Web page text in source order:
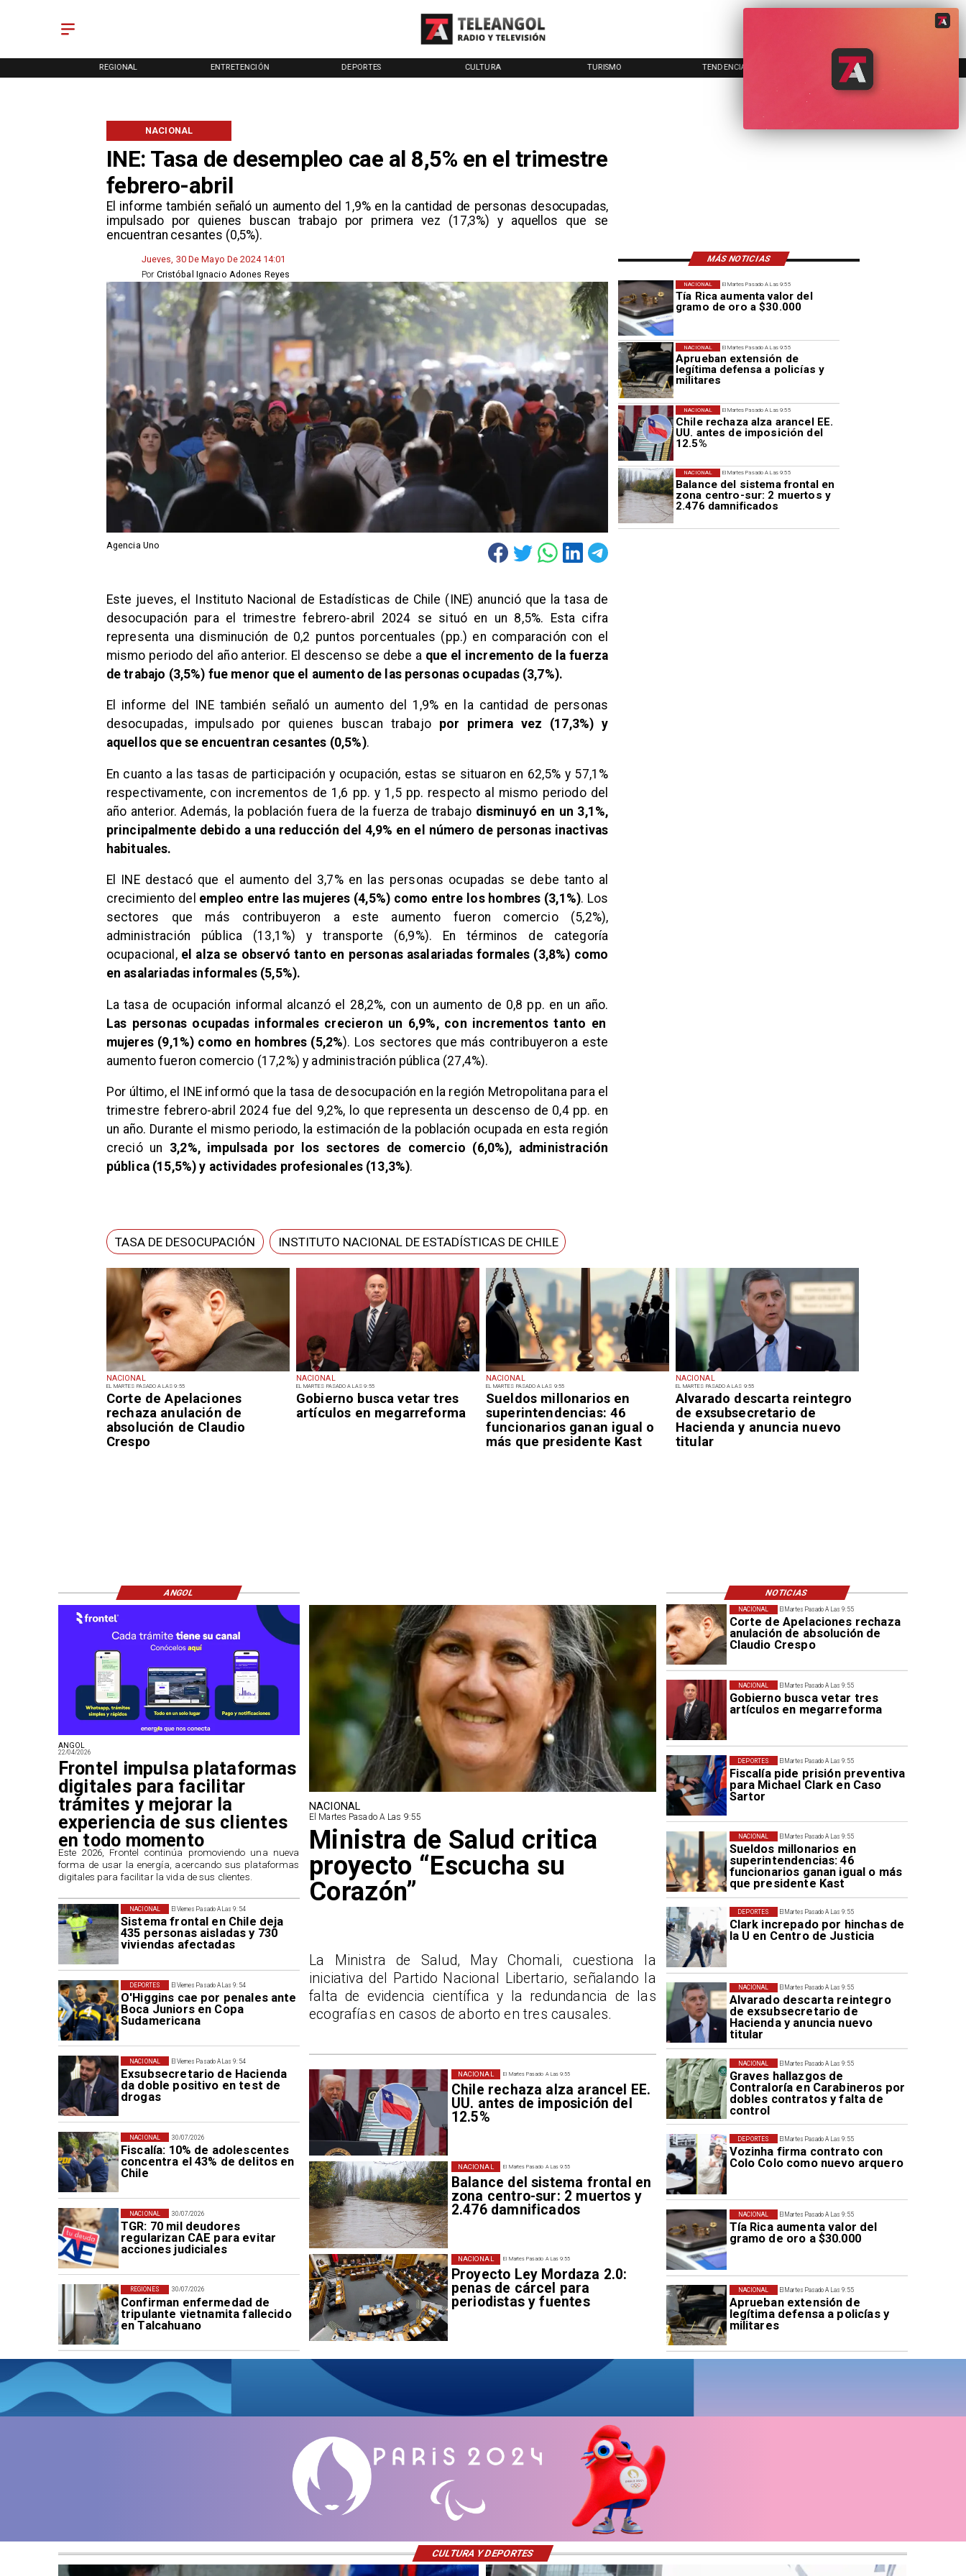
REGIONAL ENTRETENCIÓN DEPORTES CULTURA TURISMO TENDENCIAS EVENTOS
INE: Tasa de desempleo cae al 8,5% en el trimestre
febrero-abril
El informe también señaló un aumento del 1,9% en la cantidad de personas desocupadas,
impulsado por quienes buscan trabajo por primera vez (17,3%) y aquellos que se
encuentran cesantes (0,5%).
NACIONAL
MÁS NOTICIAS
Jueves, 30 De Mayo De 2024 14:01
Cristóbal Ignacio Adones Reyes
Por
Agencia Uno
NACIONAL
EL MARTES PASADO A LAS 9:55
Corte de Apelaciones
rechaza anulación de
absolución de Claudio
Crespo
NACIONAL
EL MARTES PASADO A LAS 9:55
Gobierno busca vetar tres
artículos en megarreforma
NACIONAL
EL MARTES PASADO A LAS 9:55
Sueldos millonarios en
superintendencias: 46
funcionarios ganan igual o
más que presidente Kast
NACIONAL
EL MARTES PASADO A LAS 9:55
Alvarado descarta reintegro
de exsubsecretario de
Hacienda y anuncia nuevo
titular
El Martes Pasado A Las 9:55
Tía Rica aumenta valor del
gramo de oro a $30.000
NACIONAL
El Martes Pasado A Las 9:55
Aprueban extensión de
legítima defensa a policías y
militares
NACIONAL
El Martes Pasado A Las 9:55
Chile rechaza alza arancel EE.
UU. antes de imposición del
12.5%
NACIONAL
El Martes Pasado A Las 9:55
Balance del sistema frontal en
zona centro-sur: 2 muertos y
2.476 damnificados
NACIONAL
Este jueves, el Instituto Nacional de Estadísticas de Chile (INE) anunció que la tasa de
desocupación para el trimestre febrero-abril 2024 se situó en un 8,5%. Esta cifra
representa una disminución de 0,2 puntos porcentuales (pp.) en comparación con el
mismo periodo del año anterior. El descenso se debe a que el incremento de la fuerza
de trabajo (3,5%) fue menor que el aumento de las personas ocupadas (3,7%).
El informe del INE también señaló un aumento del 1,9% en la cantidad de personas
desocupadas, impulsado por quienes buscan trabajopor primera vez (17,3%) y
aquellos que se encuentran cesantes (0,5%).
En cuanto a las tasas de participación y ocupación, estas se situaron en 62,5% y 57,1%
respectivamente, con incrementos de 1,6 pp. y 1,5 pp. respecto al mismo periodo del
año anterior. Además, la población fuera de la fuerza de trabajo disminuyó en un 3,1%,
principalmente debido a una reducción del 4,9% en el número de personas inactivas
habituales.
El INE destacó que el aumento del 3,7% en las personas ocupadas se debe tanto al
crecimiento del empleo entre las mujeres (4,5%) como entre los hombres (3,1%). Los
sectores que más contribuyeron a este aumento fueron comercio (5,2%),
administración pública (13,1%) y transporte (6,9%). En términos de categoría
ocupacional, el alza se observó tanto en personas asalariadas formales (3,8%) como
en asalariadas informales (5,5%).
La tasa de ocupación informal alcanzó el 28,2%, con un aumento de 0,8 pp. en un año.
Las personas ocupadas informales crecieron un 6,9%, con incrementos tanto en
mujeres (9,1%) como en hombres (5,2%). Los sectores que más contribuyeron a este
aumento fueron comercio (17,2%) y administración pública (27,4%).
Por último, el INE informó que la tasa de desocupación en la región Metropolitana para el
trimestre febrero-abril 2024 fue del 9,2%, lo que representa un descenso de 0,4 pp. en
un año. Durante el mismo periodo, la estimación de la población ocupada en esta región
creció un 3,2%, impulsada por los sectores de comercio (6,0%), administración
pública (15,5%) y actividades profesionales (13,3%).
TASA DE DESOCUPACIÓN INSTITUTO NACIONAL DE ESTADÍSTICAS DE CHILE
El Martes Pasado A Las 9:55
Corte de Apelaciones rechaza
anulación de absolución de
Claudio Crespo
NACIONAL
El Martes Pasado A Las 9:55
Gobierno busca vetar tres
artículos en megarreforma
NACIONAL
El Martes Pasado A Las 9:55
Fiscalía pide prisión preventiva
para Michael Clark en Caso
Sartor
DEPORTES
El Martes Pasado A Las 9:55
Sueldos millonarios en
superintendencias: 46
funcionarios ganan igual o más
que presidente Kast
NACIONAL
El Martes Pasado A Las 9:55
Clark increpado por hinchas de
la U en Centro de Justicia
DEPORTES
El Martes Pasado A Las 9:55
Alvarado descarta reintegro
de exsubsecretario de
Hacienda y anuncia nuevo
titular
NACIONAL
El Martes Pasado A Las 9:55
Graves hallazgos de
Contraloría en Carabineros por
dobles contratos y falta de
control
NACIONAL
El Martes Pasado A Las 9:55
Vozinha firma contrato con
Colo Colo como nuevo arquero
DEPORTES
El Martes Pasado A Las 9:55
Tía Rica aumenta valor del
gramo de oro a $30.000
NACIONAL
El Martes Pasado A Las 9:55
Aprueban extensión de
legítima defensa a policías y
militares
NACIONAL
El Viernes Pasado A Las 9:54
Sistema frontal en Chile deja
435 personas aisladas y 730
viviendas afectadas
NACIONAL
El Viernes Pasado A Las 9:54
O'Higgins cae por penales ante
Boca Juniors en Copa
Sudamericana
DEPORTES
El Viernes Pasado A Las 9:54
Exsubsecretario de Hacienda
da doble positivo en test de
drogas
NACIONAL
30/07/2026
Fiscalía: 10% de adolescentes
concentra el 43% de delitos en
Chile
NACIONAL
30/07/2026
TGR: 70 mil deudores
regularizan CAE para evitar
acciones judiciales
NACIONAL
30/07/2026
Confirman enfermedad de
tripulante vietnamita fallecido
en Talcahuano
REGIONES
El Martes Pasado A Las 9:55
Chile rechaza alza arancel EE.
UU. antes de imposición del
12.5%
NACIONAL
El Martes Pasado A Las 9:55
Balance del sistema frontal en
zona centro-sur: 2 muertos y
2.476 damnificados
NACIONAL
El Martes Pasado A Las 9:55
Proyecto Ley Mordaza 2.0:
penas de cárcel para
periodistas y fuentes
NACIONAL
ANGOL
22/04/2026
Frontel impulsa plataformas
digitales para facilitar
trámites y mejorar la
experiencia de sus clientes
en todo momento
​Este 2026, Frontel continúa promoviendo una nueva
forma de usar la energía, acercando sus plataformas
digitales para facilitar la vida de sus clientes.
NACIONAL
El Martes Pasado A Las 9:55
Ministra de Salud critica
proyecto “Escucha su
Corazón”
La Ministra de Salud, May Chomali, cuestiona la
iniciativa del Partido Nacional Libertario, señalando la
falta de evidencia científica y la redundancia de las
ecografías en casos de aborto en tres causales.
ANGOL NOTICIAS
CULTURA Y DEPORTES